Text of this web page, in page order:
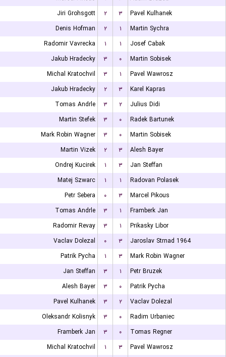
Jiri Grohsgott
۲ ۳
Pavel Kulhanek
Denis Hofman
۲ ۱
Martin Sychra
Radomir Vavrecka
۱ ۱
Josef Cabak
Jakub Hradecky
۳ ۰
Martin Sobisek
Michal Kratochvil
۳ ۱
Pavel Wawrosz
Jakub Hradecky
۲ ۳
Karel Kapras
Tomas Andrle
۳ ۲
Julius Didi
Martin Stefek
۳ ۰
Radek Bartunek
Mark Robin Wagner
۳ ۰
Martin Sobisek
Martin Vizek
۲ ۳
Alesh Bayer
Ondrej Kucirek
۱ ۳
Jan Steffan
Matej Szwarc
۱ ۱
Radovan Polasek
Petr Sebera
۰ ۳
Marcel Pikous
Tomas Andrle
۳ ۱
Framberk Jan
Radomir Revay
۳ ۱
Prikasky Libor
Vaclav Dolezal
۰ ۳
Jaroslav Strnad 1964
Patrik Pycha
۱ ۳
Mark Robin Wagner
Jan Steffan
۳ ۱
Petr Bruzek
Alesh Bayer
۳ ۰
Patrik Pycha
Pavel Kulhanek
۳ ۲
Vaclav Dolezal
Oleksandr Kolisnyk
۳ ۰
Radim Urbaniec
Framberk Jan
۳ ۰
Tomas Regner
Michal Kratochvil
۱ ۳
Pavel Wawrosz